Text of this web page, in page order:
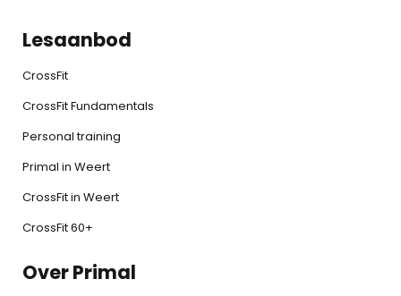
Lesaanbod
CrossFit
CrossFit Fundamentals
Personal training
Primal in Weert
CrossFit in Weert
CrossFit 60+
Over Primal